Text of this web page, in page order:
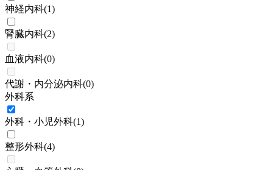
神経内科(1)
腎臓内科(2)
血液内科(0)
代謝・内分泌内科(0)
外科系
外科・小児外科(1)
整形外科(4)